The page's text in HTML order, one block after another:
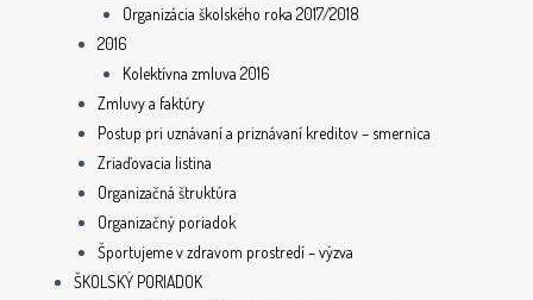
Organizácia školského roka 2017/2018
2016
Kolektívna zmluva 2016
Zmluvy a faktúry
Postup pri uznávaní a priznávaní kreditov – smernica
Zriaďovacia listina
Organizačná štruktúra
Organizačný poriadok
Športujeme v zdravom prostredí – výzva
ŠKOLSKÝ PORIADOK